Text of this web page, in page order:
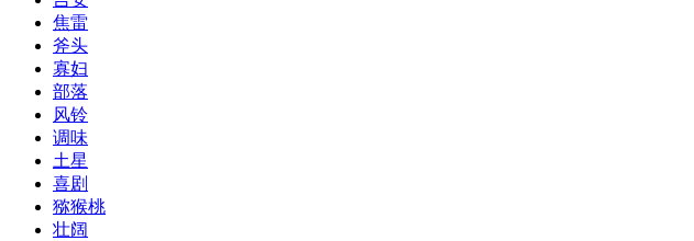
焦雷
斧头
寡妇
部落
风铃
调味
土星
喜剧
猕猴桃
壮阔